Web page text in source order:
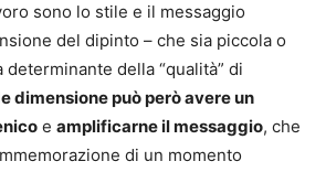
sono lo stile e il messaggio
del dipinto – che sia piccola o
determinante della “qualità” di
dimensione può però avere un
e amplificarne il messaggio, che
di un momento